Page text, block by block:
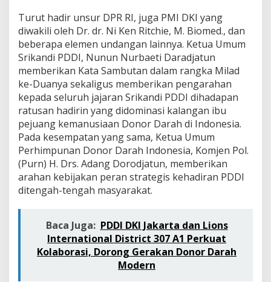
d
i
P
D
D
I
Turut hadir unsur DPR RI, juga PMI DKI yang
diwakili oleh Dr. dr. Ni Ken Ritchie, M. Biomed., dan
beberapa elemen undangan lainnya. Ketua Umum
Srikandi PDDI, Nunun Nurbaeti Daradjatun
memberikan Kata Sambutan dalam rangka Milad
ke-Duanya sekaligus memberikan pengarahan
kepada seluruh jajaran Srikandi PDDI dihadapan
ratusan hadirin yang didominasi kalangan ibu
pejuang kemanusiaan Donor Darah di Indonesia.
Pada kesempatan yang sama, Ketua Umum
Perhimpunan Donor Darah Indonesia, Komjen Pol.
(Purn) H. Drs. Adang Dorodjatun, memberikan
arahan kebijakan peran strategis kehadiran PDDI
ditengah-tengah masyarakat.
Baca Juga: PDDI DKI Jakarta dan Lions
International District 307 A1 Perkuat
Kolaborasi, Dorong Gerakan Donor Darah
Modern